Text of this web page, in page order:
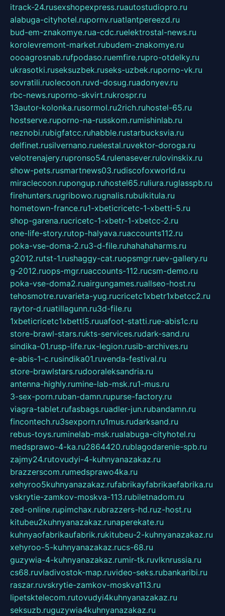
itrack-24.rusexshopexpress.ruautostudiopro.ru
alabuga-cityhotel.rupornv.ruatlantpereezd.ru
bud-em-znakomye.rua-cdc.ruelektrostal-news.ru
korolevremont-market.rubudem-znakomye.ru
oooagrosnab.rufpodaso.ruemfire.rupro-otdelky.ru
ukrasotki.ruseksuzbek.ruseks-uzbek.ruporno-vk.ru
sovratili.ruolecoon.ruvd-dosug.ruadonyev.ru
rbc-news.ruporno-skvirt.rukrospr.ru
13autor-kolonka.rusormol.ru2rich.ruhostel-65.ru
hostserve.ruporno-na-russkom.rumishinlab.ru
neznobi.rubigfatcc.ruhabble.rustarbucksvia.ru
delfinet.rusilvernano.ruelestal.ruvektor-doroga.ru
velotrenajery.rupronso54.rulenasever.rulovinskix.ru
show-pets.rusmartnews03.rudiscofoxworld.ru
miraclecoon.rupongup.ruhostel65.ruliura.ruglasspb.ru
firehunters.rugribowo.rugnalis.rubulkitula.ru
hometown-france.ru1-xbeticricetc-1-xbetti-5.ru
shop-garena.rucricetc-1-xbetr-1-xbetcc-2.ru
one-life-story.rutop-halyava.ruaccounts112.ru
poka-vse-doma-2.ru3-d-file.ruhahahaharms.ru
g2012.rutst-1.rushaggy-cat.ruopsmgr.ruev-gallery.ru
g-2012.ruops-mgr.ruaccounts-112.rucsm-demo.ru
poka-vse-doma2.ruairgungames.ruallseo-host.ru
tehosmotre.ruvarieta-yug.rucricetc1xbetr1xbetcc2.ru
raytor-d.ruatillagunn.ru3d-file.ru
1xbeticricetc1xbetti5.ruuafoot-statti.rue-abis1c.ru
store-brawl-stars.rukts-services.rudark-sand.ru
sindika-01.rusp-life.rux-legion.rusib-archives.ru
e-abis-1-c.rusindika01.ruvenda-festival.ru
store-brawlstars.rudooraleksandria.ru
antenna-highly.rumine-lab-msk.ru1-mus.ru
3-sex-porn.ruban-damn.rupurse-factory.ru
viagra-tablet.rufasbags.ruadler-jun.rubandamn.ru
fincontech.ru3sexporn.ru1mus.rudarksand.ru
rebus-toys.ruminelab-msk.rualabuga-cityhotel.ru
medsprawo-4-ka.ru2864420.rublagodarenie-spb.ru
zajmy24.rutovudyi-4-kuhnyanazakaz.ru
brazzerscom.rumedsprawo4ka.ru
xehyroo5kuhnyanazakaz.rufabrikayfabrikaefabrika.ru
vskrytie-zamkov-moskva-113.rubiletnadom.ru
zed-online.rupimchax.rubrazzers-hd.ruz-host.ru
kitubeu2kuhnyanazakaz.runaperekate.ru
kuhnyaofabrikaufabrik.rukitubeu-2-kuhnyanazakaz.ru
xehyroo-5-kuhnyanazakaz.rucs-68.ru
guzywia-4-kuhnyanazakaz.rumir-tk.ruvlknrussia.ru
cs68.ruvladivostok-map.ruvideo-seks.rubankaribi.ru
raszar.ruvskrytie-zamkov-moskva113.ru
lipetsktelecom.rutovudyi4kuhnyanazakaz.ru
seksuzb.ruguzywia4kuhnyanazakaz.ru